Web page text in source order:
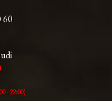
60
- 22:00)